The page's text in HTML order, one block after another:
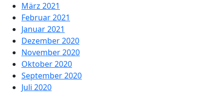
März 2021
Februar 2021
Januar 2021
Dezember 2020
November 2020
Oktober 2020
September 2020
Juli 2020